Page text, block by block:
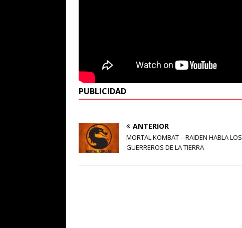
PUBLICIDAD
ANTERIOR
MORTAL KOMBAT – RAIDEN HABLA LOS
GUERREROS DE LA TIERRA